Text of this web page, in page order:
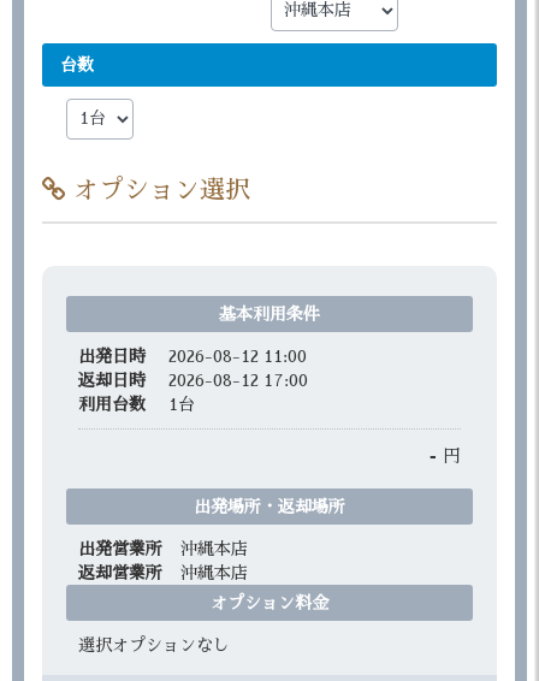
台数
オプション選択
基本利用条件
出発日時
2026-08-12 11:00
返却日時
2026-08-12 17:00
利用台数
1 台
- 円
出発場所・返却場所
出発営業所
沖縄本店
返却営業所
沖縄本店
オプション料金
選択オプションなし